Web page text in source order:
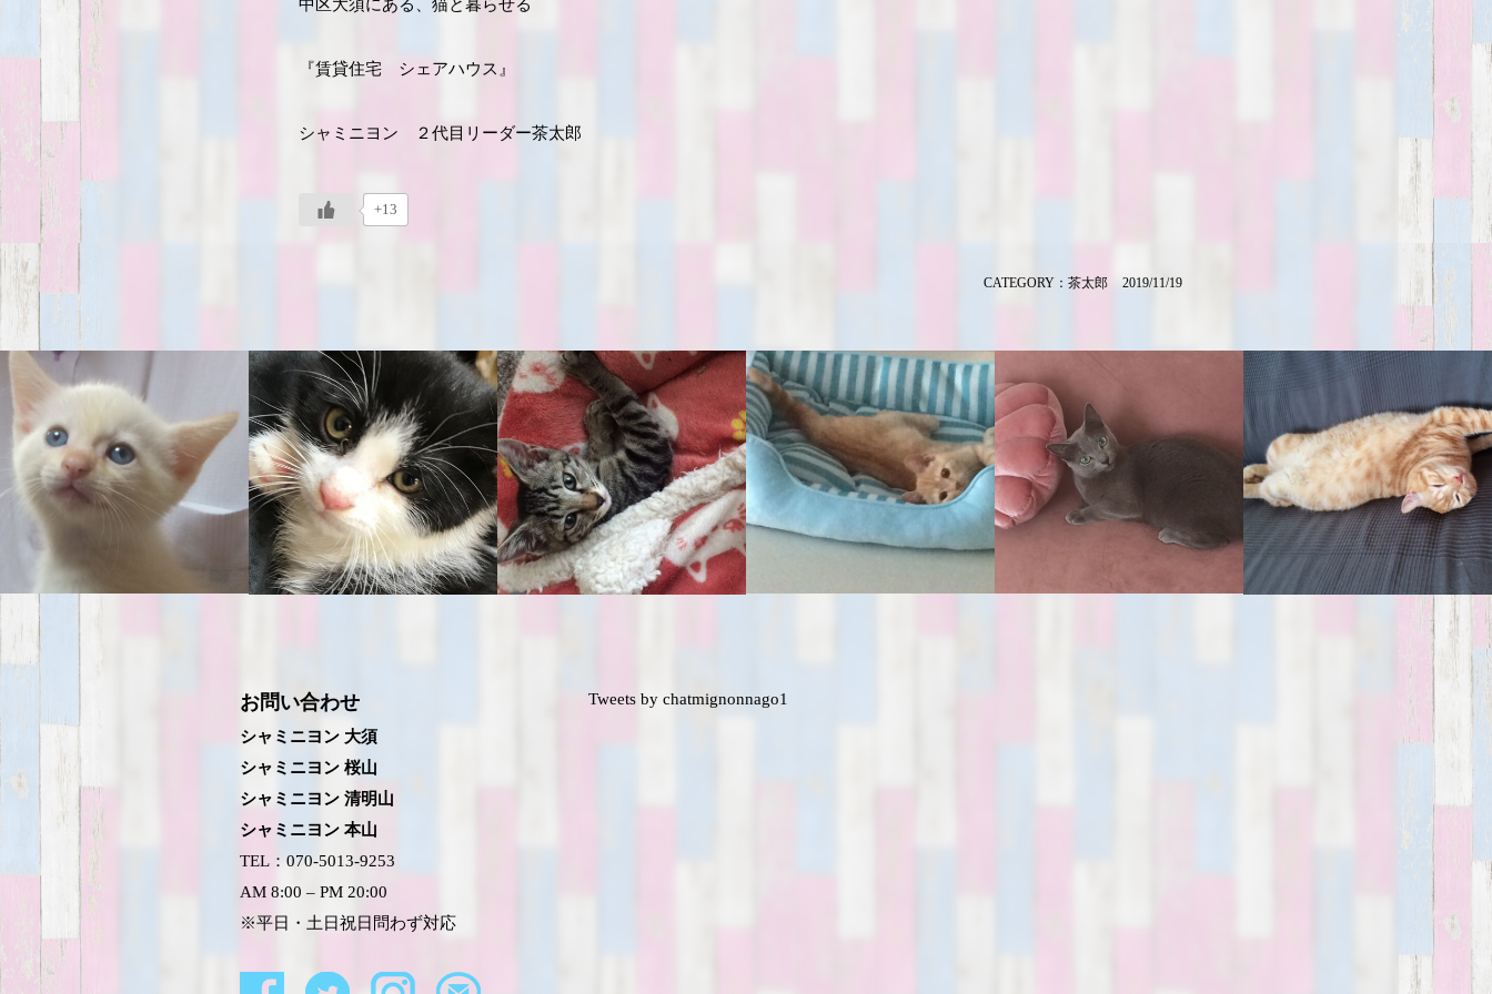
中区大須にある、猫と暮らせる
『賃貸住宅 シェアハウス』
シャミニヨン ２代目リーダー茶太郎
+13
CATEGORY：茶太郎 2019/11/19
お問い合わせ
シャミニヨン 大須
シャミニヨン 桜山
シャミニヨン 清明山
シャミニヨン 本山
TEL：070-5013-9253
AM 8:00 – PM 20:00
※平日・土日祝日問わず対応
Tweets by chatmignonnago1